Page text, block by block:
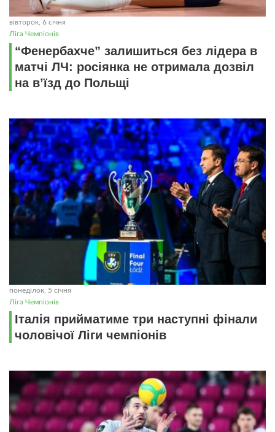
вівторок, 6 січня
Ліга Чемпіонів
“Фенербахче” залишиться без лідера в
матчі ЛЧ: росіянка не отримала дозвіл
на в’їзд до Польщі
понеділок, 5 січня
Ліга Чемпіонів
Італія прийматиме три наступні фінали
чоловічої Ліги чемпіонів